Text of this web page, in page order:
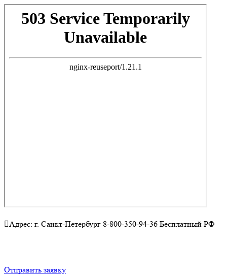
Адрес: г. Санкт-Петербург 8-800-350-94-36 Бесплатный РФ
Отправить заявку